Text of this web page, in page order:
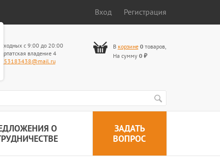
Вход Регистрация
с 9:00 до 20:00
владение 4
В корзине 0товаров,
На сумму 0 ₽
О
ЗАДАТЬ
ВОПРОС